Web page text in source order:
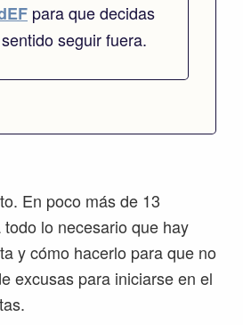
para que decidas
seguir fuera.
En poco más de 13
lo necesario que hay
y cómo hacerlo para que no
excusas para iniciarse en el